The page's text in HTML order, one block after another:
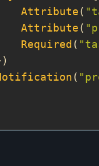
Attribute (
Attribute (
Required (
(